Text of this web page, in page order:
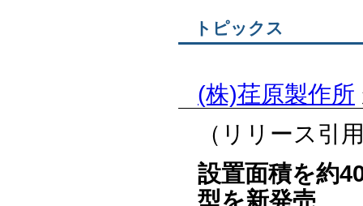
トピックス
(株)荏原製作所
（リリース引
設置面積を約
型を新発売